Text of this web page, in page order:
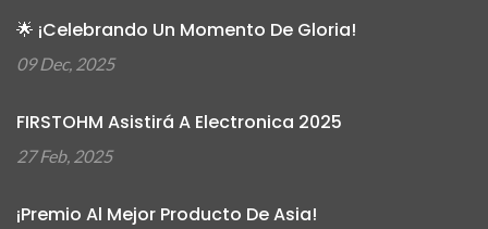
🌟 ¡Celebrando Un Momento De Gloria!
09 Dec, 2025
FIRSTOHM Asistirá A Electronica 2025
27 Feb, 2025
¡Premio Al Mejor Producto De Asia!